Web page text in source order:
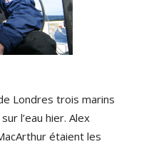
Londres trois marins
l’eau hier. Alex
étaient les